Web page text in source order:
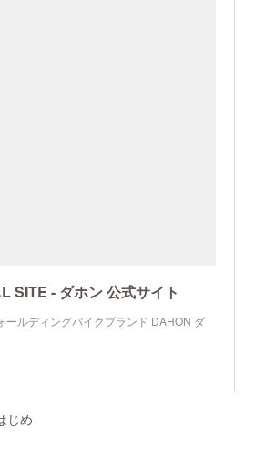
SITE - ダホン 公式サイト
ールディングバイクブランド DAHON ダ
じめ